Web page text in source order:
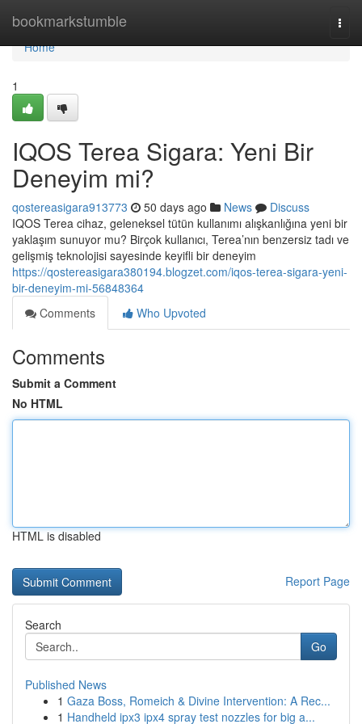
bookmarkstumble
Home
Home
1
IQOS Terea Sigara: Yeni Bir
Deneyim mi?
qostereasigara913773 50 days ago News
Discuss
IQOS Terea cihaz, geleneksel tütün kullanımı alışkanlığına yeni bir
yaklaşım sunuyor mu? Birçok kullanıcı, Terea’nın benzersiz tadı ve
gelişmiş teknolojisi sayesinde keyifli bir deneyim
https://qostereasigara380194.blogzet.com/iqos-terea-sigara-yeni-
bir-deneyim-mi-56848364
Comments
Who Upvoted
Comments
Submit a Comment
No HTML
HTML is disabled
Report Page
Search
Go
Published News
1 Gaza Boss, Romeich & Divine Intervention: A Rec...
1 Handheld ipx3 ipx4 spray test nozzles for big a...